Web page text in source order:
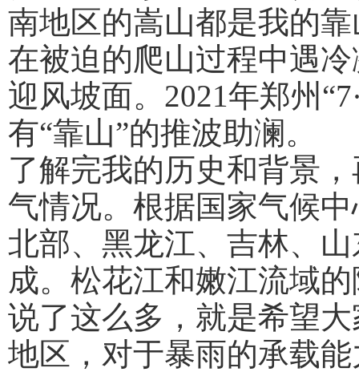
南地区的嵩山都是我的
在被迫的爬山过程中遇
迎风坡面。2021年郑州
有“靠山”的推波助澜。
了解完我的历史和背景
气情况。根据国家气候
北部、黑龙江、吉林、
成。松花江和嫩江流域
说了这么多，就是希望
地区，对于暴雨的承载